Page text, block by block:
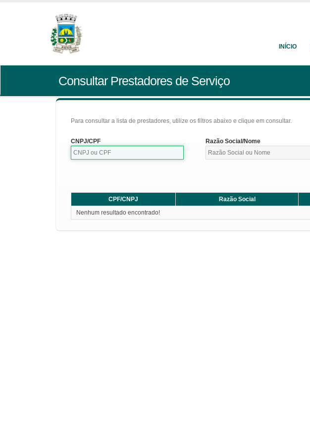
INÍCIO
Consultar Prestadores de Serviço
Para consultar a lista de prestadores, utilize os filtros abaixo e clique em consultar.
CNPJ/CPF Razão Social/Nome
CPF/CNPJ Razão Social
Nenhum resultado encontrado!